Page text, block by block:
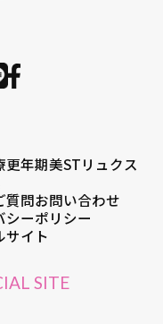
更年期美STリュクス
質問お問い合わせ
シーポリシー
サイト
SITE